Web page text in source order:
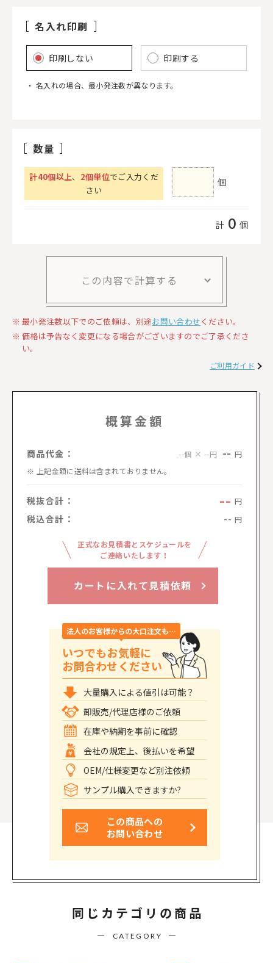
名入れ印刷
印刷しない 印刷する
名入れの場合、最小発注数が異なります。
数量
計40個以上、 2個単位でご入力くだ
さい
個
計 0 個
この内容で計算する
最小発注数以下でのご依頼は、別途お問い合わせください。
価格は予告なく変更になる場合がございますのでご了承くださ
い。
ご利用ガイド
概算金額
商品代金： --個 × --円 -- 円
上記金額に送料は含まれておりません。
税抜合計： -- 円
税込合計： -- 円
正式なお見積書とスケジュールを
ご連絡いたします！
カートに入れて見積依頼
法人のお客様からの大口注文も…
いつでもお気軽に
お問合わせください
大量購入による値引は可能？
卸販売/代理店様のご依頼
在庫や納期を事前に確認
会社の規定上、後払いを希望
OEM/仕様変更など別注依頼
サンプル購入できますか?
この商品への
お問い合わせ
同じカテゴリの商品
CATEGORY